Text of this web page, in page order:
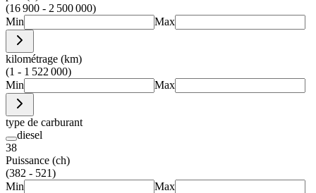
(16 900 - 2 500 000)
Min
Max
kilométrage (km)
(1 - 1 522 000)
Min
Max
type de carburant
diesel
38
Puissance (ch)
(382 - 521)
Min
Max